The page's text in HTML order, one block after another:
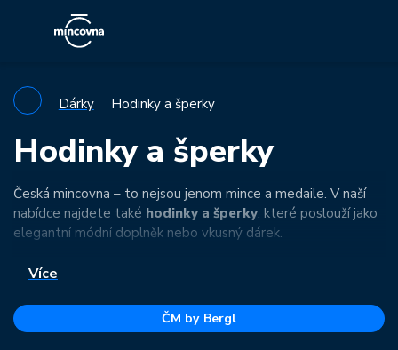
Dárky Hodinky a šperky
Hodinky a šperky
Česká mincovna – to nejsou jenom mince a medaile. V naší
nabídce najdete také hodinky a šperky, které poslouží jako
elegantní módní doplněk nebo vkusný dárek.
Více
ČM by Bergl